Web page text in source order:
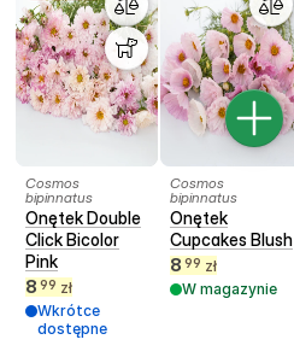
Cosmos
bipinnatus
Onętek Double
Click Bicolor
Pink
8 99 zł
Wkrótce
dostępne
Cosmos
bipinnatus
Onętek
Cupcakes Blush
8 99 zł
W magazynie